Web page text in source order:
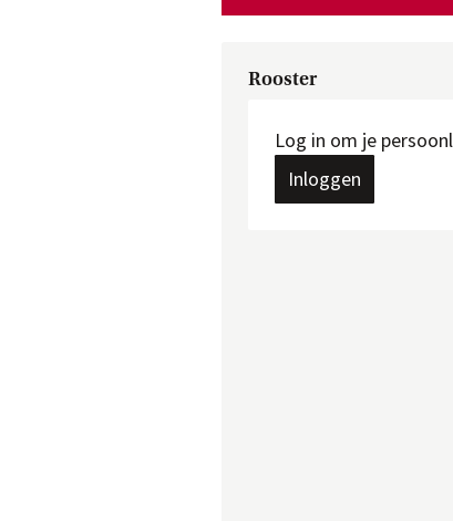
Rooster
Log in om je
Inloggen